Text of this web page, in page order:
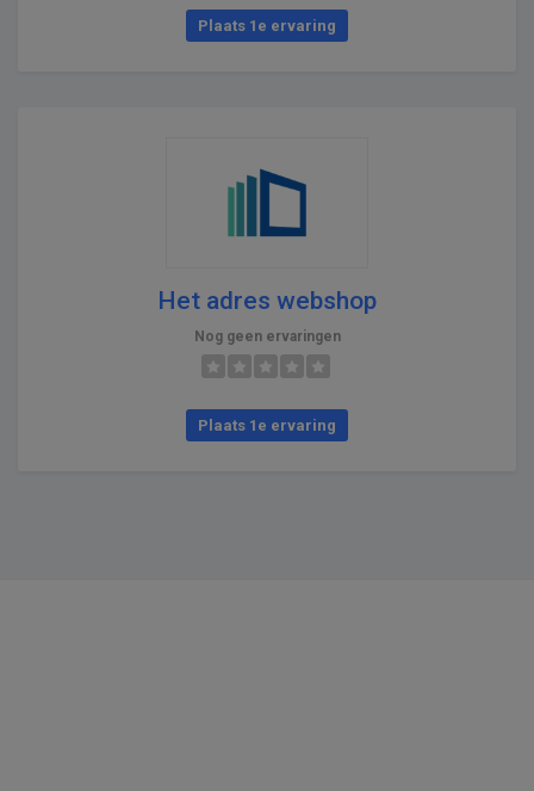
Plaats 1e ervaring
Het adres webshop
Nog geen ervaringen
Plaats 1e ervaring